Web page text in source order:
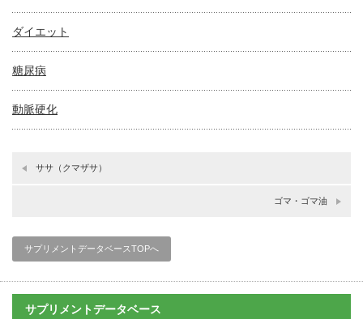
ダイエット
糖尿病
動脈硬化
ササ（クマザサ）
ゴマ・ゴマ油
サプリメントデータベースTOPへ
サプリメントデータベース